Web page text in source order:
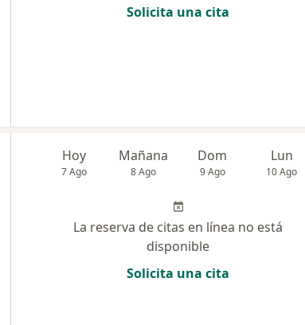
Solicita una cita
Hoy
7 Ago
Mañana
8 Ago
Dom
9 Ago
Lun
10 Ago
La reserva de citas en línea no está
disponible
Solicita una cita